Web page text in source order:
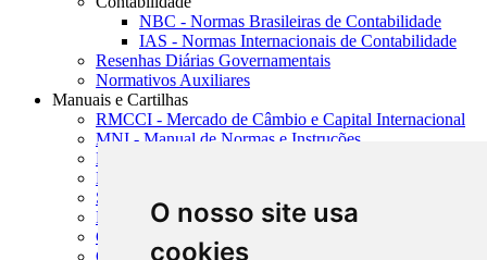
O nosso site usa
cookies
NBC - Normas Brasileiras de Contabilidade
IAS - Normas Internacionais de Contabilidade
Resenhas Diárias Governamentais
Normativos Auxiliares
Manuais e Cartilhas
RMCCI - Mercado de Câmbio e Capital Internacional
MNI - Manual de Normas e Instruções
MTVM - Manual de Títulos e Valores Mobiliários
MCR - Manual de Crédito Rural
SISORF - Manual de Organização do SFN
MASUP - Manual de Supervisão Bancária
CADOC - Catálogo de Documentos